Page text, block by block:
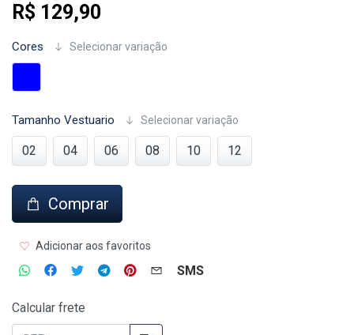
R$ 129,90
Cores Selecionar variação
Tamanho Vestuario Selecionar variação
02 04 06 08 10 12
Comprar
Adicionar aos favoritos
SMS
Calcular frete